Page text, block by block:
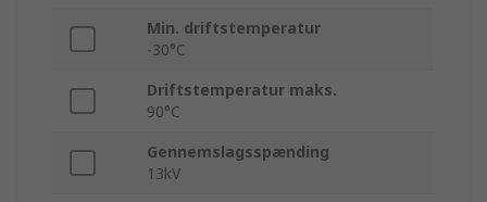
Min. driftstemperatur
-30°C
Driftstemperatur maks.
90°C
Gennemslagsspænding
13kV